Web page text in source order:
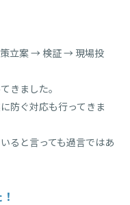
立案 → 検証 → 現場投
きました。
防ぐ対応も行ってきま
ると言っても過言ではあ